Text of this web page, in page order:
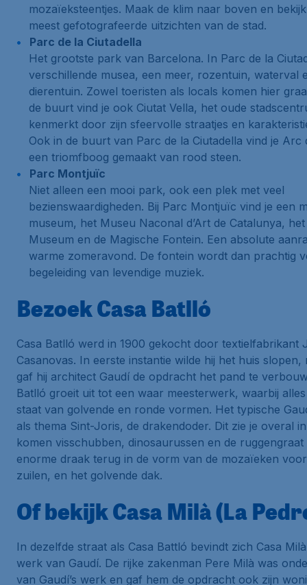
mozaïeksteentjes. Maak de klim naar boven en
meest gefotografeerde uitzichten van de stad.
Parc de la Ciutadella
Het grootste park van Barcelona. In Parc de la
verschillende musea, een meer, rozentuin, waterval
dierentuin. Zowel toeristen als locals komen hier
de buurt vind je ook Ciutat Vella, het oude
kenmerkt door zijn sfeervolle straatjes en
Ook in de buurt van Parc de la Ciutadella vind je Arc
een triomfboog gemaakt van rood steen.
Parc Montjuïc
Niet alleen een mooi park, ook een plek met veel
bezienswaardigheden. Bij Parc Montjuïc vind je een
museum, het Museu Naconal d’Art de Catalunya,
Museum en de Magische Fontein. Een absolute
warme zomeravond. De fontein wordt dan prachtig
begeleiding van levendige muziek.
Bezoek Casa Batlló
Casa Batlló werd in 1900 gekocht door textielfabrikant
Casanovas. In eerste instantie wilde hij het huis slopen,
gaf hij architect Gaudí de opdracht het pand te
Batlló groeit uit tot een waar meesterwerk, waarbij
staat van golvende en ronde vormen. Het typische
als thema Sint-Joris, de drakendoder. Dit zie je overal
komen visschubben, dinosaurussen en de ruggengraat
enorme draak terug in de vorm van de mozaïeken
zuilen, en het golvende dak.
Of bekijk Casa Milà (La
In dezelfde straat als Casa Battló bevindt zich Casa Milà
werk van Gaudí. De rijke zakenman Pere Milà was
van Gaudí’s werk en gaf hem de opdracht ook zijn